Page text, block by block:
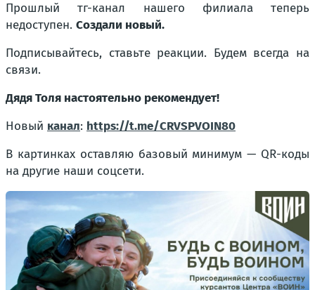
Прошлый тг-канал нашего филиала теперь
недоступен. Создали новый.
Подписывайтесь, ставьте реакции. Будем всегда на
связи.
Дядя Толя настоятельно рекомендует!
Новый канал: https://t.me/CRVSPVOIN80
В картинках оставляю базовый минимум — QR-коды
на другие наши соцсети.